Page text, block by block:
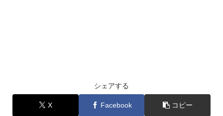
シェアする
X Facebook コピー